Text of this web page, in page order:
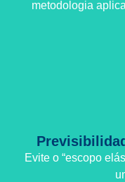
metodologia
Evite o “escopo